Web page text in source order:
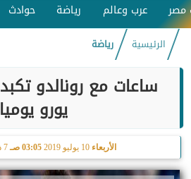
عرب وعالم رياضة حوادث
الرئيسية رياضة
يورو يوميا
الأربعاء 10 يوليو 2019 03:05 صـ 7 ذو القعدة 1440